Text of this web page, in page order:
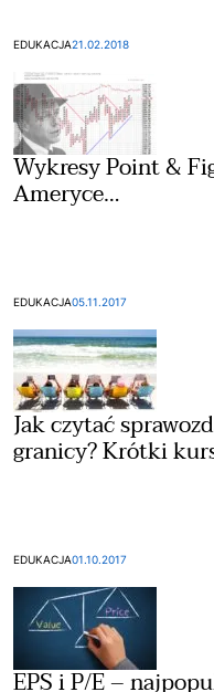
EDUKACJA21.02.2018
Wykresy Point &
Ameryce…
EDUKACJA05.11.2017
Jak czytać
granicy? Krótki
EDUKACJA01.10.2017
EPS i P/E –